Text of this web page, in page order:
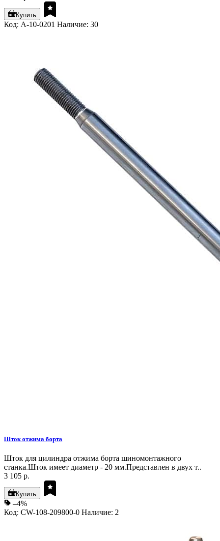
Купить
Код: A-10-0201 Наличие: 30
Шток отжима борта
Шток для цилиндра отжима борта шиномонтажного
станка.Шток имеет диаметр - 20 мм.Представлен в двух т..
3 105 р.
Купить
–4%
Код: CW-108-209800-0 Наличие: 2